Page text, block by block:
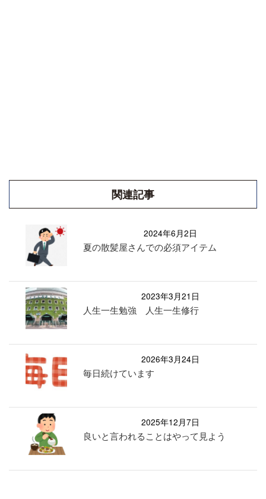
関連記事
2024年6月2日
夏の散髪屋さんでの必須アイテム
2023年3月21日
人生一生勉強 人生一生修行
2026年3月24日
毎日続けています
2025年12月7日
良いと言われることはやって見よう